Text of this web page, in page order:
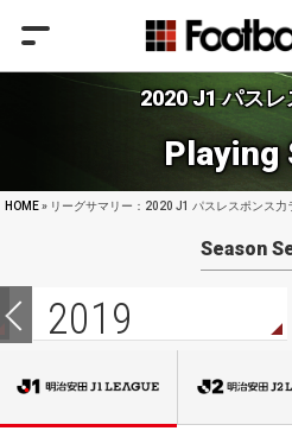
2020 J1 パスレ
Playing
HOME» リーグサマリー：2020 J1 パスレスポンス
Season
2019